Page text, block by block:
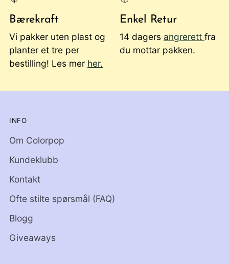
Bærekraft
Vi pakker uten plast og
planter et tre per
bestilling! Les mer her.
Enkel Retur
14 dagers angrerett fra
du mottar pakken.
INFO
Om Colorpop
Kundeklubb
Kontakt
Ofte stilte spørsmål (FAQ)
Blogg
Giveaways